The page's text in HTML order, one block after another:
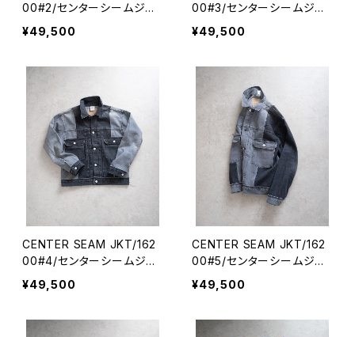
00#2/センターシームジャ
ケット
¥49,500
00#3/センターシームジャ
ケット
¥49,500
CENTER SEAM JKT/162
00#4/センターシームジャ
ケット
¥49,500
CENTER SEAM JKT/162
00#5/センターシームジャ
ケット
¥49,500